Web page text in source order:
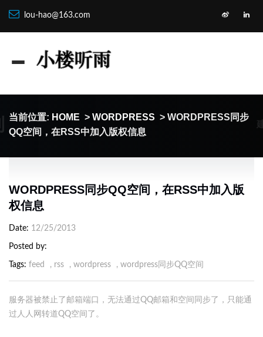
lou-hao@163.com
当前位置: HOME > WORDPRESS > WORDPRESS同步
QQ空间，在RSS中加入版权信息
WORDPRESS同步QQ空间，在RSS中加入版
权信息
Date 12/25/2013
Posted by
Tags feed , rss , wordpress , wordpress同步QQ空间
服务器被禁止了邮箱端口，无法通过QQ邮箱和空间同步了，只能通
过人人网转道QQ空间了。